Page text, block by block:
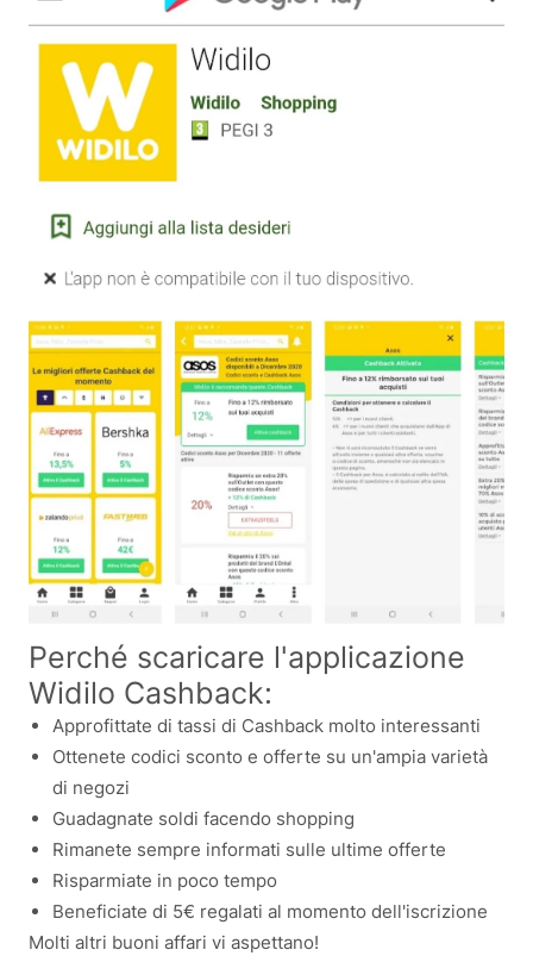
Perché scaricare l'applicazione
Widilo Cashback:
Approfittate di tassi di Cashback molto interessanti
Ottenete codici sconto e offerte su un'ampia varietà
di negozi
Guadagnate soldi facendo shopping
Rimanete sempre informati sulle ultime offerte
Risparmiate in poco tempo
Beneficiate di 5€ regalati al momento dell'iscrizione
Molti altri buoni affari vi aspettano!